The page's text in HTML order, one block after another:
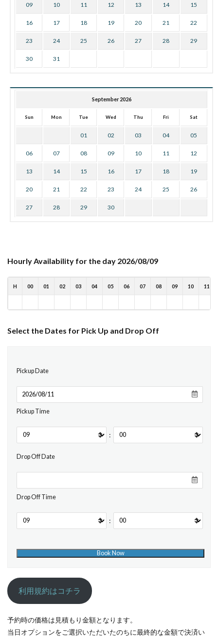
09 10 11 12 13 14 15
16 17 18 19 20 21 22
23 24 25 26 27 28 29
30 31
September 2026
Sun Mon Tue Wed Thu Fri Sat
01 02 03 04 05
06 07 08 09 10 11 12
13 14 15 16 17 18 19
20 21 22 23 24 25 26
27 28 29 30
Hourly Availability for the day 2026/08/09
H 00 01 02 03 04 05 06 07 08 09 10 11
Select the Dates for Pick Up and Drop Off
Pickup Date
Pickup Time
:
Drop Off Date
Drop Off Time
:
利用規約はコチラ
予約時の価格は見積もり金額となります。
当日オプションをご選択いただいたのちに最終的な金額で決済い